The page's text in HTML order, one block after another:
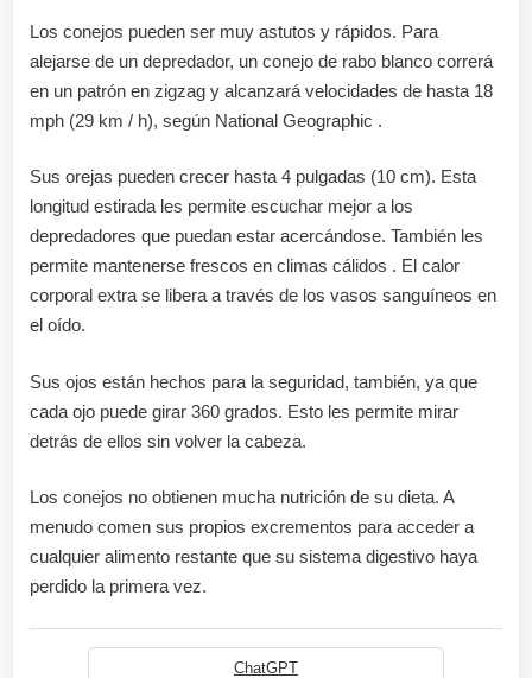
Los conejos pueden ser muy astutos y rápidos. Para
alejarse de un depredador, un conejo de rabo blanco correrá
en un patrón en zigzag y alcanzará velocidades de hasta 18
mph (29 km / h), según National Geographic .
Sus orejas pueden crecer hasta 4 pulgadas (10 cm). Esta
longitud estirada les permite escuchar mejor a los
depredadores que puedan estar acercándose. También les
permite mantenerse frescos en climas cálidos . El calor
corporal extra se libera a través de los vasos sanguíneos en
el oído.
Sus ojos están hechos para la seguridad, también, ya que
cada ojo puede girar 360 grados. Esto les permite mirar
detrás de ellos sin volver la cabeza.
Los conejos no obtienen mucha nutrición de su dieta. A
menudo comen sus propios excrementos para acceder a
cualquier alimento restante que su sistema digestivo haya
perdido la primera vez.
ChatGPT